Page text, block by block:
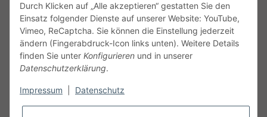
Germany
Phone:+49 40 5287270
Fax:+49 40 5281050
Email:sales@tow-automotive.de
Durch Klicken auf „Alle akzeptieren“ gestatten Sie den
Einsatz folgender Dienste auf unserer Website: YouTube,
Vimeo, ReCaptcha. Sie können die Einstellung jederzeit
ändern (Fingerabdruck-Icon links unten). Weitere Details
finden Sie unter Konfigurieren und in unserer
Datenschutzerklärung.
Impressum Datenschutz